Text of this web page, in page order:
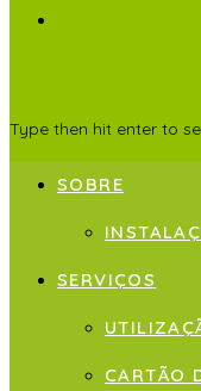
Type then hit enter to
SOBRE
SERVIÇOS
CARTÃO